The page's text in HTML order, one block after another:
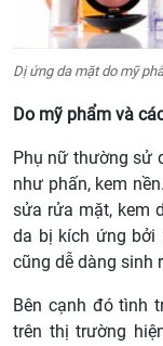
Dị ứng da mặt do mỹ
Do mỹ phẩm và
Phụ nữ thường sử
như phấn, kem
sửa rửa mặt, kem
da bị kích ứng bởi
cũng dễ dàng sinh
Bên cạnh đó tình
trên thị trường